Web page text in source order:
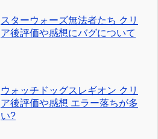
スターウォーズ無法者たち クリ
ア後評価や感想にバグについて
ウォッチドッグスレギオン クリ
ア後評価や感想 エラー落ちが多
い?